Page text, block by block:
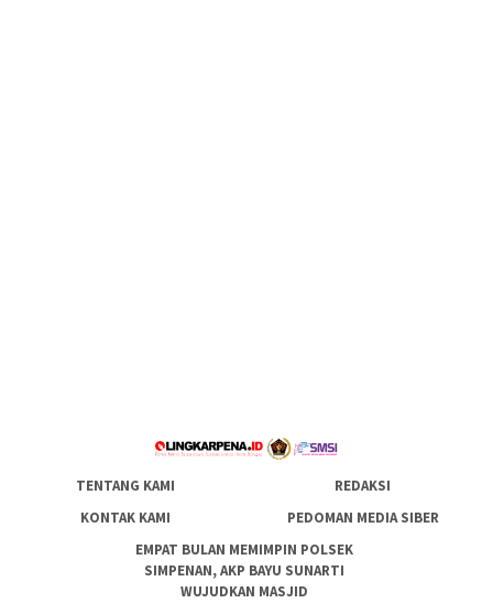
TENTANG KAMI
REDAKSI
KONTAK KAMI
PEDOMAN MEDIA SIBER
EMPAT BULAN MEMIMPIN POLSEK
SIMPENAN, AKP BAYU SUNARTI
WUJUDKAN MASJID